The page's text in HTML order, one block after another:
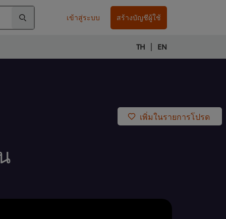
เข้าสู่ระบบ สร้างบัญชีผู้ใช้
TH | EN
เพิ่มในรายการโปรด